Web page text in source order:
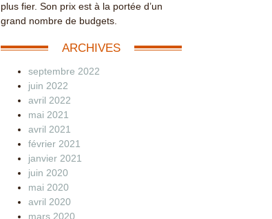
plus fier. Son prix est à la portée d’un
grand nombre de budgets.
ARCHIVES
septembre 2022
juin 2022
avril 2022
mai 2021
avril 2021
février 2021
janvier 2021
juin 2020
mai 2020
avril 2020
mars 2020